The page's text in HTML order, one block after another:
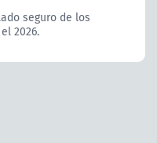
seguro de los
2026.